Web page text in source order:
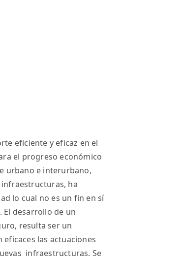
eficiente y eficaz en el
el progreso económico
urbano e interurbano,
ha
lo cual no es un fin en sí
El desarrollo de un
resulta ser un
las actuaciones
infraestructuras. Se